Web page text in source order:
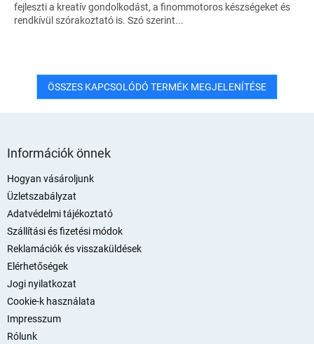
fejleszti a kreatív gondolkodást, a finommotoros készségeket és
rendkívül szórakoztató is. Szó szerint...
ÖSSZES KAPCSOLÓDÓ TERMÉK MEGJELENÍTÉSE
Információk önnek
Hogyan vásároljunk
Üzletszabályzat
Adatvédelmi tájékoztató
Szállítási és fizetési módok
Reklamációk és visszaküldések
Elérhetőségek
Jogi nyilatkozat
Cookie-k használata
Impresszum
Rólunk